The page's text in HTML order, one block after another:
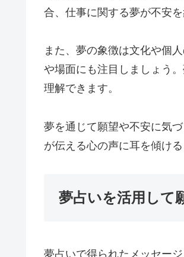
合、仕事に関する夢が不安
また、夢の象徴は文化や個
や場面にも注目しましょう
理解できます。
夢を通じて願望や不安に気
が伝える心の声に耳を傾け
夢占いを活用して
夢占いで得られたメッセー